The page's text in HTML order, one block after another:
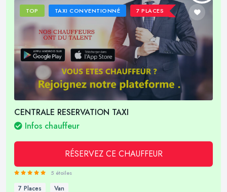
TOP TAXI CONVENTIONNÉ 7 PLACES
CENTRALE RESERVATION TAXI
Infos chauffeur
RÉSERVEZ CE CHAUFFEUR
5 étoiles
7 Places Van